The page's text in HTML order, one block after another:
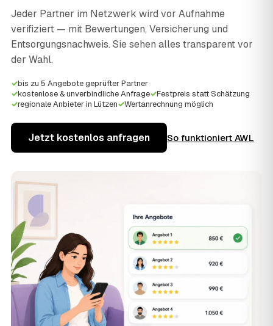
Jeder Partner im Netzwerk wird vor Aufnahme
verifiziert — mit Bewertungen, Versicherung und
Entsorgungsnachweis. Sie sehen alles transparent vor
der Wahl.
✓bis zu 5 Angebote geprüfter Partner
✓kostenlose & unverbindliche Anfrage✓Festpreis statt Schätzung
✓regionale Anbieter in Lützen✓Wertanrechnung möglich
Jetzt kostenlos anfragen So funktioniert AWL